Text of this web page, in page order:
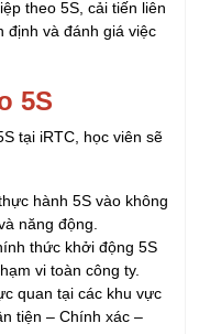
5S
hành 5S vào không
năng động.
vi toàn công ty.
quan tại các khu vực
tiện – Chính xác –
sản xuất và tăng